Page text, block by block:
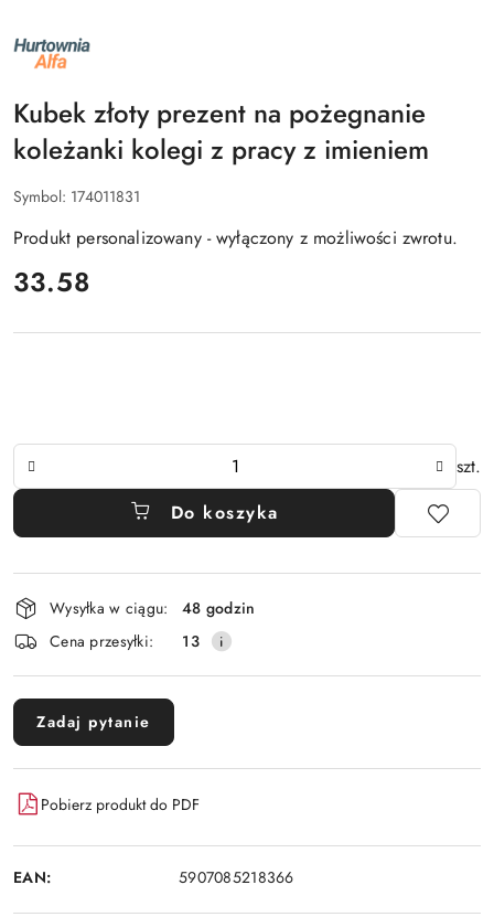
NAZWA
PRODUCENTA:
ALFA
Kubek złoty prezent na pożegnanie
koleżanki kolegi z pracy z imieniem
Symbol: 174011831
Produkt personalizowany - wyłączony z możliwości zwrotu.
cena:
33.58
Ilość
szt.
Do koszyka
Dostępność
i
dostawa
Wysyłka w ciągu:
48 godzin
Cena przesyłki:
13
Zadaj pytanie
Pobierz produkt do PDF
EAN: 5907085218366